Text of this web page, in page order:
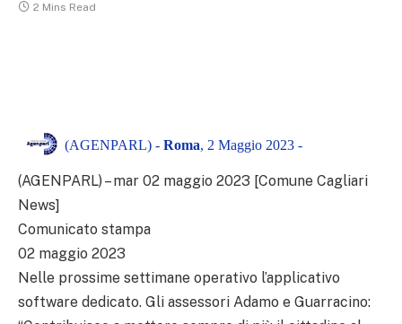
2 Mins Read
(AGENPARL) - Roma, 2 Maggio 2023 -
(AGENPARL) – mar 02 maggio 2023 [Comune Cagliari
News]
Comunicato stampa
02 maggio 2023
Nelle prossime settimane operativo l’applicativo
software dedicato. Gli assessori Adamo e Guarracino: